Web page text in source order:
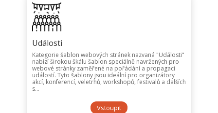
Události
Kategorie šablon webových stránek nazvaná "Události"
nabízí širokou škálu šablon speciálně navržených pro
webové stránky zaměřené na pořádání a propagaci
událostí. Tyto šablony jsou ideální pro organizátory
akcí, konferencí, veletrhů, workshopů, festivalů a dalších
s...
Vstoupit